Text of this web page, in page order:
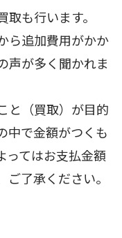
も行います。
ら追加費用がかか
声が多く聞かれま
と（買取）が目的
中で金額がつくも
ってはお支払金額
了承ください。